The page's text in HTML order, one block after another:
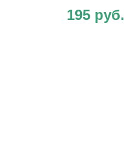
195 руб.